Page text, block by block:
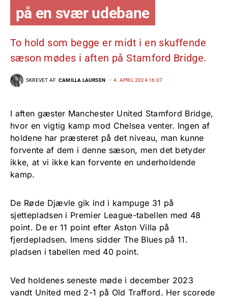
på en svær udebane
To hold som begge er midt i en skuffende
sæson mødes i aften på Stamford Bridge.
SKREVET AF CAMILLA LAURSEN 4. APRIL 2024 16:07
I aften gæster Manchester United Stamford Bridge,
hvor en vigtig kamp mod Chelsea venter. Ingen af
holdene har præsteret på det niveau, man kunne
forvente af dem i denne sæson, men det betyder
ikke, at vi ikke kan forvente en underholdende
kamp.
De Røde Djævle gik ind i kampuge 31 på
sjettepladsen i Premier League-tabellen med 48
point. De er 11 point efter Aston Villa på
fjerdepladsen. Imens sidder The Blues på 11.
pladsen i tabellen med 40 point.
Ved holdenes seneste møde i december 2023
vandt United med 2-1 på Old Trafford. Her scorede